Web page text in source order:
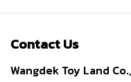
Contact Us
Wangdek Toy Land